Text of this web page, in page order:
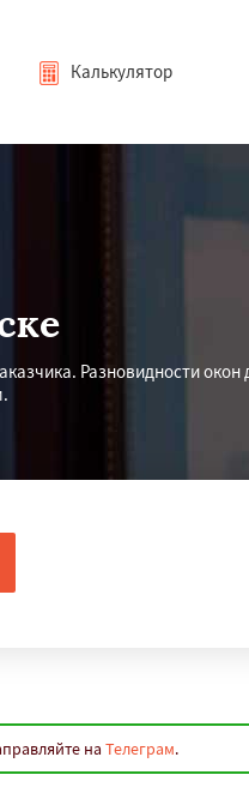
Калькулятор
Разновидности
на Телеграм.